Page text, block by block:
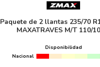
Paquete de 2 llantas 235/70
MAXATRAVES M/T 110/
Disponibilidad
Nacional